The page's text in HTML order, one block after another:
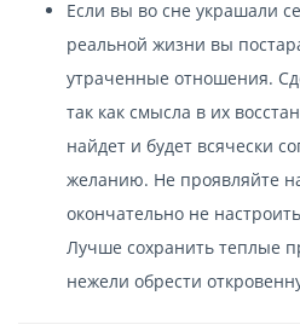
Если вы во сне украшали
реальной жизни вы
утраченные отношения.
так как смысла в их
найдет и будет всячески
желанию. Не проявляйте
окончательно не
Лучше сохранить теплые
нежели обрести